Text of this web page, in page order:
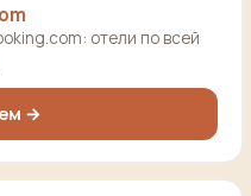
отели по всей
→